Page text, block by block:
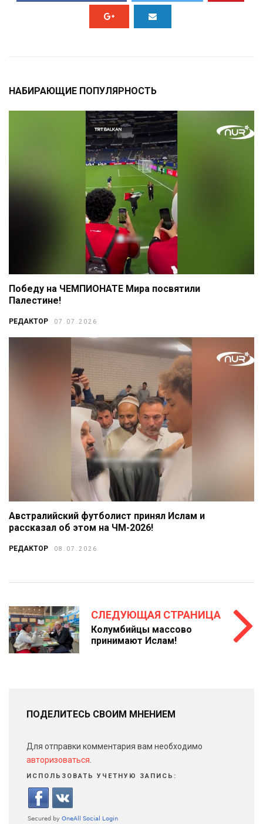
НАБИРАЮЩИЕ ПОПУЛЯРНОСТЬ
Победу на ЧЕМПИОНАТЕ Мира посвятили
Палестине!
РЕДАКТОР 07.07.2026
Австралийский футболист принял Ислам и
рассказал об этом на ЧМ-2026!
РЕДАКТОР 08.07.2026
СЛЕДУЮЩАЯ СТРАНИЦА
Колумбийцы массово
принимают Ислам!
ПОДЕЛИТЕСЬ СВОИМ МНЕНИЕМ
Для отправки комментария вам необходимо
авторизоваться
ИСПОЛЬЗОВАТЬ УЧЕТНУЮ ЗАПИСЬ: